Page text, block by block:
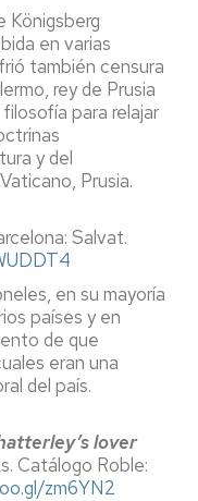
Königsberg
en varias
también censura
rey de Prusia
para relajar
y del
Prusia.
Salvat.
en su mayoría
países y en
de que
eran una
del país.
lover
Catálogo Roble:
zm6YN2